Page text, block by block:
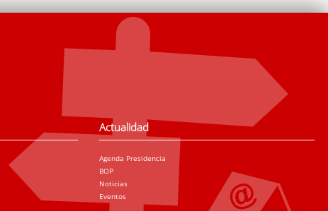
Actualidad
Agenda Presidencia
BOP
Noticias
Eventos